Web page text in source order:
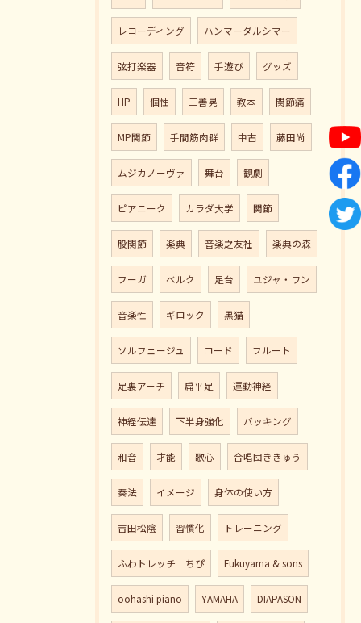
レコーディング ハンマーダルシマー
弦打楽器 音符 手遊び グッズ
HP 個性 三善晃 教本 関節痛
MP関節 手間筋肉群 中古 藤田尚
ムジカノーヴァ 舞台 観劇
ピアニーク カラダ大学 関節
股関節 楽典 音楽之友社 楽典の森
フーガ ベルク 足台 ユジャ・ワン
音楽性 ギロック 黒猫
ソルフェージュ コード フルート
足裏アーチ 扁平足 運動神経
神経伝達 下半身強化 バッキング
和音 才能 歌心 合唱団ききゅう
奏法 イメージ 身体の使い方
吉田松陰 習慣化 トレーニング
ふわトレッチ ちぴ Fukuyama & sons
oohashi piano YAMAHA DIAPASON